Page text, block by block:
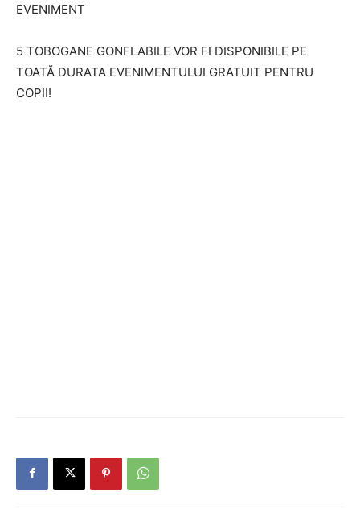
EVENIMENT
5 TOBOGANE GONFLABILE VOR FI DISPONIBILE PE
TOATĂ DURATA EVENIMENTULUI GRATUIT PENTRU
COPII!